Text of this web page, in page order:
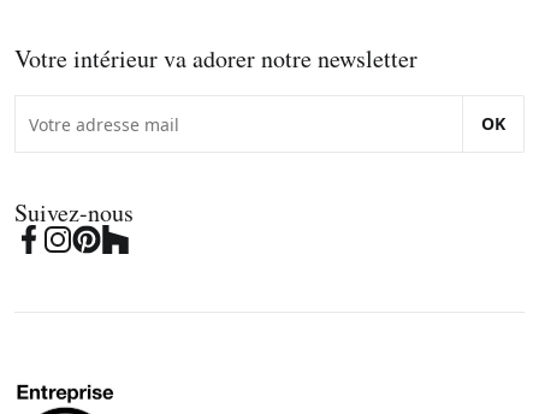
Votre intérieur va adorer notre newsletter
OK
Suivez-nous